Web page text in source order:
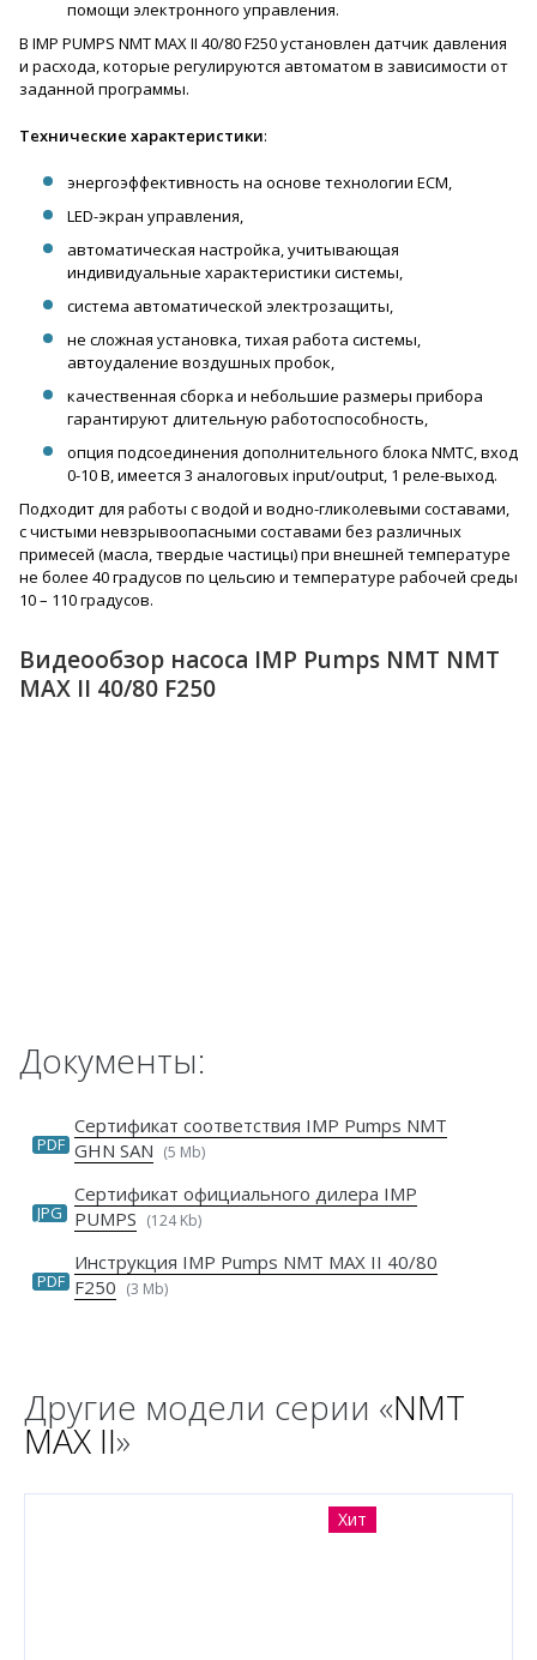
помощи электронного управления.
В IMP PUMPS NMT MAX II 40/80 F250 установлен датчик давления
и расхода, которые регулируются автоматом в зависимости от
заданной программы.
Технические характеристики:
энергоэффективность на основе технологии ECM,
LED-экран управления,
автоматическая настройка, учитывающая
индивидуальные характеристики системы,
система автоматической электрозащиты,
не сложная установка, тихая работа системы,
автоудаление воздушных пробок,
качественная сборка и небольшие размеры прибора
гарантируют длительную работоспособность,
опция подсоединения дополнительного блока NMTC, вход
0-10 В, имеется 3 аналоговых input/output, 1 реле-выход.
Подходит для работы с водой и водно-гликолевыми составами,
с чистыми невзрывоопасными составами без различных
примесей (масла, твердые частицы) при внешней температуре
не более 40 градусов по цельсию и температуре рабочей среды
10 – 110 градусов.
Видеообзор насоса IMP Pumps NMT NMT
MAX II 40/80 F250
Документы:
PDF
Сертификат соответствия IMP Pumps NMT
GHN SAN (5 Mb)
JPG
Сертификат официального дилера IMP
PUMPS (124 Kb)
PDF
Инструкция IMP Pumps NMT MAX II 40/80
F250 (3 Mb)
Другие модели серии «NMT
MAX II»
Хит